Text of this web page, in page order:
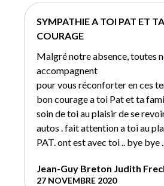
SYMPATHIE A TOI PAT ET
COURAGE
Malgré notre absence, toutes
accompagnent
pour vous réconforter en ces
bon courage a toi Pat et ta
soin de toi au plaisir de se
autos . fait attention a toi au
PAT. ont est avec toi .. bye bye
Jean-Guy Breton Judith
27 NOVEMBRE 2020